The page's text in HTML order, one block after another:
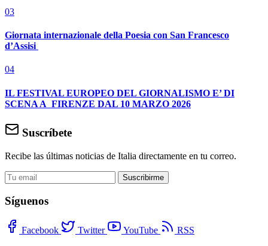
03
Giornata internazionale della Poesia con San Francesco
d’Assisi
04
IL FESTIVAL EUROPEO DEL GIORNALISMO E’ DI
SCENA A FIRENZE DAL 10 MARZO 2026
Suscríbete
Recibe las últimas noticias de Italia directamente en tu correo.
Suscribirme
Síguenos
Facebook Twitter YouTube RSS